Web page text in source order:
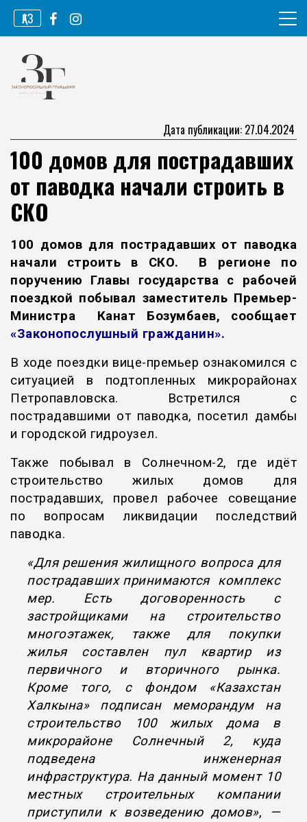
Перейти
содержимому
ҚАЗ
Законопослушный гражданин
Дата публикации: 27.04.2024
100 домов для пострадавших
от паводка начали строить в
СКО
100 домов для пострадавших от паводка
начали строить в СКО. В регионе по
поручению Главы государства с рабочей
поездкой побывал заместитель Премьер-
Министра Канат Бозумбаев, сообщает
«Законопослушный гражданин».
В ходе поездки вице-премьер ознакомился с
ситуацией в подтопленных микрорайонах
Петропавловска. Встретился с
пострадавшими от паводка, посетил дамбы
и городской гидроузел.
Также побывал в Солнечном-2, где идёт
строительство жилых домов для
пострадавших, провел рабочее совещание
по вопросам ликвидации последствий
паводка.
«Для решения жилищного вопроса для
пострадавших принимаются комплекс
мер. Есть договоренность с
застройщиками на строительство
многоэтажек, также для покупки
жилья составлен пул квартир из
первичного и вторичного рынка.
Кроме того, с фондом «Казахстан
Халкына» подписан меморандум на
строительство 100 жилых дома в
микрорайоне Солнечный 2, куда
подведена инженерная
инфраструктура. На данный момент 10
местных строительных компании
приступили к возведению домов», —